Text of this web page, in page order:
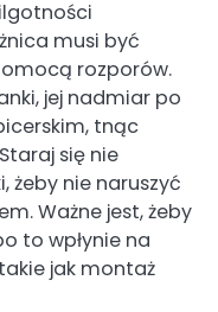
musi być
rozporów.
jej nadmiar po
tnąc
się nie
żeby nie naruszyć
Ważne jest, żeby
to wpłynie na
jak montaż